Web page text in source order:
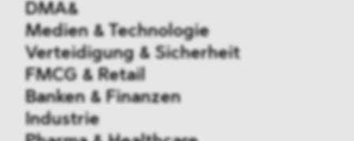
DMA&
Medien & Technologie
Verteidigung & Sicherheit
FMCG & Retail
Banken & Finanzen
Industrie